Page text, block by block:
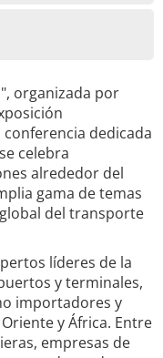
", organizada por
dedicada
celebra
alrededor del
gama de temas
del transporte
líderes de la
y terminales,
importadores y
y África. Entre
empresas de